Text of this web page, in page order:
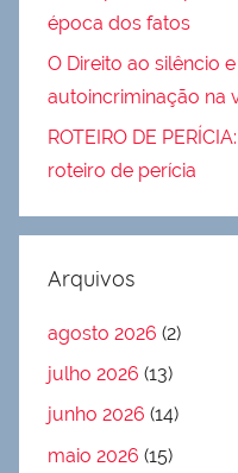
época dos fatos
O Direito ao silêncio
autoincriminação na
ROTEIRO DE
roteiro de perícia
Arquivos
agosto 2026 (2)
julho 2026 (13)
junho 2026 (14)
maio 2026 (15)